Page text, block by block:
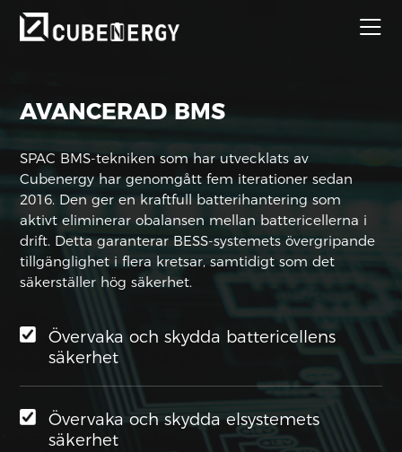
AVANCERAD BMS
SPAC BMS-tekniken som har utvecklats av
Cubenergy har genomgått fem iterationer sedan
2016. Den ger en kraftfull batterihantering som
aktivt eliminerar obalansen mellan battericellerna i
drift. Detta garanterar BESS-systemets övergripande
tillgänglighet i flera kretsar, samtidigt som det
säkerställer hög säkerhet.
Övervaka och skydda battericellens
säkerhet
Övervaka och skydda elsystemets
säkerhet